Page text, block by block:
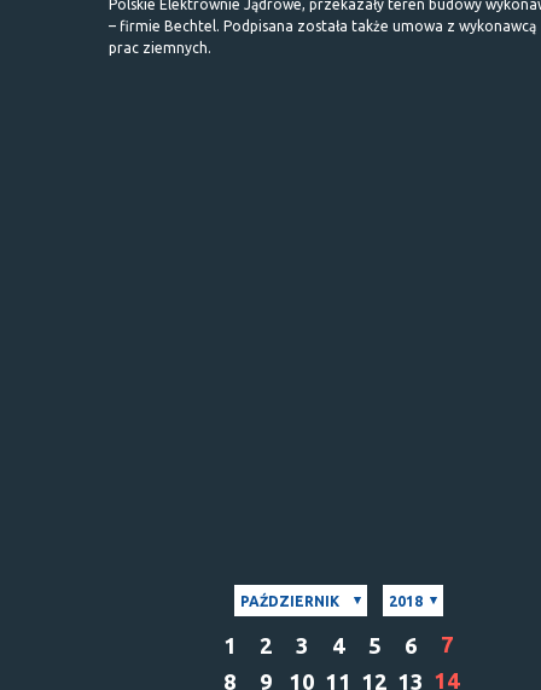
Polskie Elektrownie Jądrowe, przekazały teren budowy
– firmie Bechtel. Podpisana została także umowa z wykonawcą
prac ziemnych.
PAŹDZIERNIK 2018
1 2 3 4 5 6
7
8
9 10 11 12 13 14